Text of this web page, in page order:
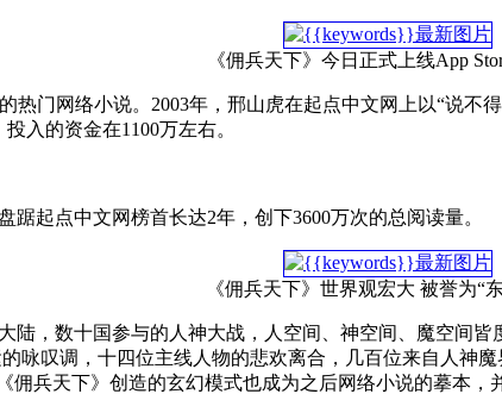
《佣兵天下》今日正式上线App
热门网络小说。2003年，邢山虎在起点中文网上以“说
入的资金在1100万左右。
起点中文网榜首长达2年，创下3600万次的总阅读量。
《佣兵天下》世界观宏大 被誉为“
陆，数十国参与的人神大战，人空间、神空间、魔空间
咏叹调，十四位主线人物的悲欢离合，几百位来自人
佣兵天下》创造的玄幻模式也成为之后网络小说的摹本，